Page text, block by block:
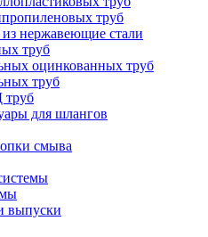
труб
нержавеющие стали
труб
оцинкованных труб
труб
для шлангов
смыва
выпуски